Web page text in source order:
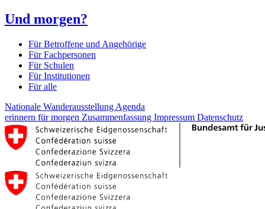
Und morgen?
Für Betroffene und Angehörige
Für Fachpersonen
Für Schulen
Für Institutionen
Für alle
Nationale Wanderausstellung Agenda
erinnern für morgen Zusammenfassung Impressum Datenschutz